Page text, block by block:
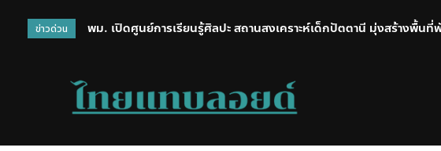
ข่าวด่วน
พม. เปิดศูนย์การเรียนรู้ศิลปะ สถานสงเคราะห์เด็กปัตตานี มุ่งสร้างพื้นที่